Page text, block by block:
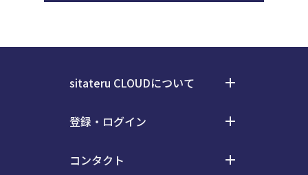
sitateru CLOUDについて add
事例
登録・ログイン add
会員登録
コンタクト add